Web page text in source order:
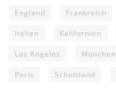
England Frankreich
Italien Kalifornien
Los Angeles München
Paris Schottland